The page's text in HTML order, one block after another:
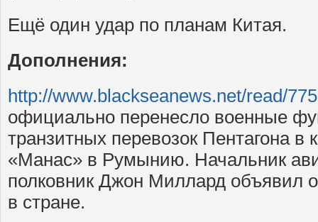
Ещё один удар по планам Китая.
Дополнения:
http://www.blackseanews.net/read/
официально перенесло военные
транзитных перевозок Пентагона в
«Манас» в Румынию. Начальник
полковник Джон Миллард объявил
в стране.